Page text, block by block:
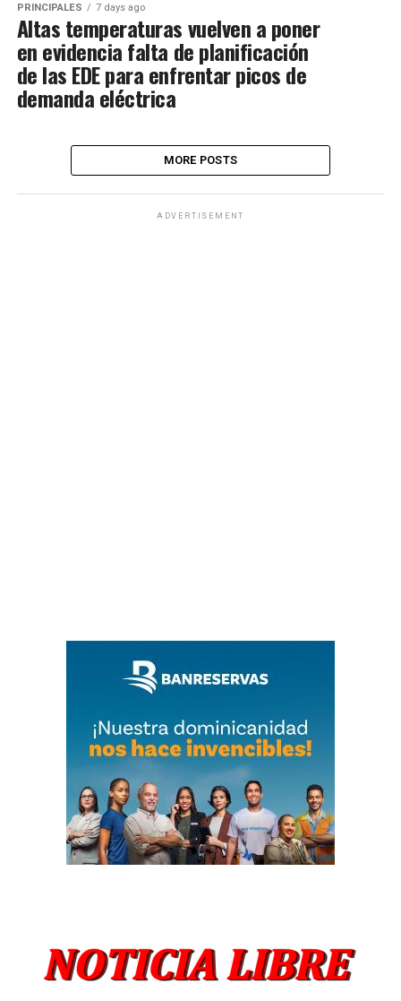
PRINCIPALES 7 days ago
Altas temperaturas vuelven a poner
en evidencia falta de planificación
de las EDE para enfrentar picos de
demanda eléctrica
MORE POSTS
ADVERTISEMENT